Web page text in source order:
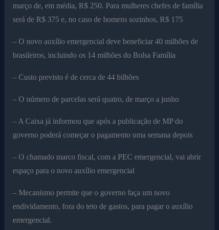
março de, em média, R$ 250. Para mulheres chefes de família
será de R$ 375 e, no caso de homens sozinhos, R$ 175
– O novo auxílio emergencial deve beneficiar 40 milhões de
brasileiros, incluindo os 14 milhões do Bolsa Família
– Custo previsto é de cerca de 44 bilhões
– O número de parcelas será quatro, de março a junho
– A Caixa já informou que após a publicação de MP do
governo poderá começar o pagamento uma semana depois
– O chamado marco fiscal, com a PEC emergencial, vai abrir
espaço para o novo auxílio emergencial
– Mecanismo permite que o governo faça um novo
endividamento, fora do teto de gastos, para pagar o auxílio
emergencial.